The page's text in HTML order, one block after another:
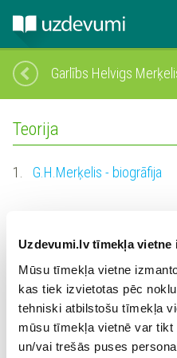
Uzdevumi.lv tīmekļa
Mūsu tīmekļa vietne
kas tiek izvietotas pēc
tehniski atbilstošu tīmekļa
mūsu tīmekļa vietnē var
un/vai trešās puses
Garlībs Helvigs
Teorija
1. G.H.Merķelis - biogrāfija
Uzdevumi
1. G.H.Merķelis - biogrāfija
Grūtības pakāpe: vidēja
2. G.H.Merķelis - biogrāfija